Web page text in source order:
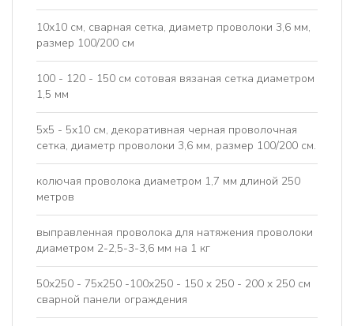
10x10 см, сварная сетка, диаметр проволоки 3,6 мм,
размер 100/200 см
100 - 120 - 150 см сотовая вязаная сетка диаметром
1,5 мм
5x5 - 5x10 см, декоративная черная проволочная
сетка, диаметр проволоки 3,6 мм, размер 100/200 см.
колючая проволока диаметром 1,7 мм длиной 250
метров
выправленная проволока для натяжения проволоки
диаметром 2-2,5-3-3,6 мм на 1 кг
50x250 - 75x250 -100x250 - 150 x 250 - 200 x 250 см
сварной панели ограждения